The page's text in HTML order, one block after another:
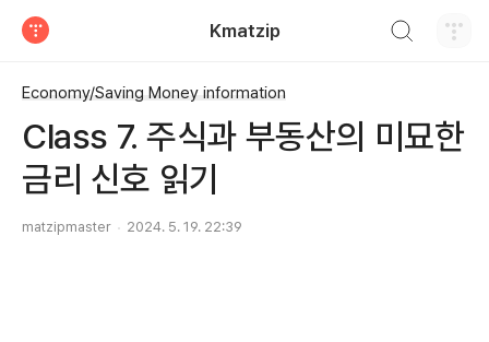
Kmatzip
Economy/Saving Money information
Class 7. 주식과 부동산의 미묘한
금리 신호 읽기
matzipmaster 2024. 5. 19. 22:39